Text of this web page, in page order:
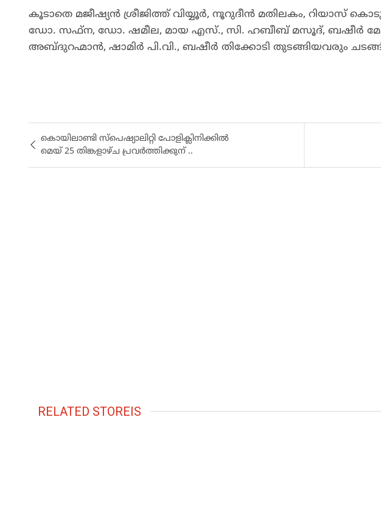
കൂടാതെ മജീഷ്യൻ ശ്രീജിത്ത് വിയ്യൂർ, നൂറുദീൻ മതിലകം, റിയാസ്
ഡോ. സഫ്ന, ഡോ. ഷമീല, മായ എസ്., സി. ഹബീബ് മസൂദ്, ബഷീർ
അബ്ദുറഹ്മാൻ, ഷാമിർ പി.വി., ബഷീർ തിക്കോടി തുടങ്ങിയവരും
കൊയിലാണ്ടി സ്പെഷ്യാലിറ്റി പോളിക്ലിനിക്കിൽ
മെയ്‌ 25 തിങ്കളാഴ്ച പ്രവർത്തിക്കുന് ..
RELATED STOREIS